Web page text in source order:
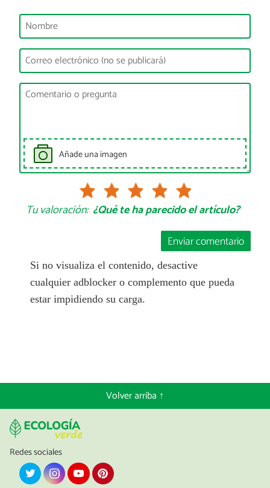
Añade una imagen
Tu valoración: ¿Qué te ha parecido el artículo?
Enviar comentario
Si no visualiza el contenido, desactive
cualquier adblocker o complemento que pueda
estar impidiendo su carga.
Volver arriba ↑
Redes sociales